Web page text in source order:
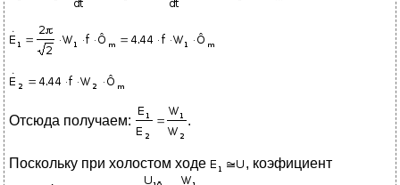
Отсюда получаем: .
Поскольку при холостом ходе
, коэфициент